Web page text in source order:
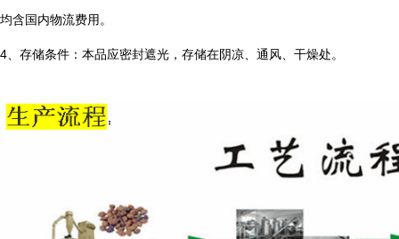
均含国内物流费用。
4、存储条件：本品应密封遮光，存储在阴凉、通风、干燥处。